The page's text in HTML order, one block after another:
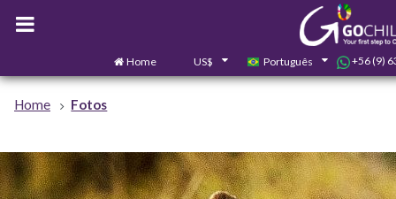
Home US$ Português +56 (9)
Home Fotos